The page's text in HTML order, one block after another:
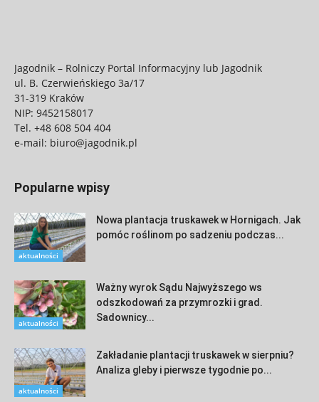
Jagodnik – Rolniczy Portal Informacyjny lub Jagodnik
ul. B. Czerwieńskiego 3a/17
31-319 Kraków
NIP: 9452158017
Tel. +48 608 504 404
e-mail: biuro@jagodnik.pl
Popularne wpisy
aktualności
Nowa plantacja truskawek w Hornigach. Jak
pomóc roślinom po sadzeniu podczas...
aktualności
Ważny wyrok Sądu Najwyższego ws
odszkodowań za przymrozki i grad.
Sadownicy...
aktualności
Zakładanie plantacji truskawek w sierpniu?
Analiza gleby i pierwsze tygodnie po...